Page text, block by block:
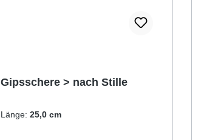
Gipsschere > nach Stille
Länge: 25,0 cm